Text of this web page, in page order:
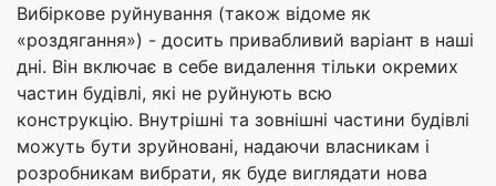
Вибіркове руйнування (також відоме як
«роздягання») - досить привабливий варіант в наші
дні. Він включає в себе видалення тільки окремих
частин будівлі, які не руйнують всю
конструкцію. Внутрішні та зовнішні частини будівлі
можуть бути зруйновані, надаючи власникам і
розробникам вибрати, як буде виглядати нова